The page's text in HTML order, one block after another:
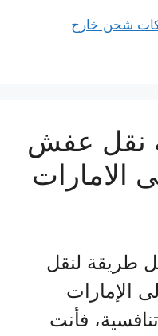
شحن خارج
شركة نقل عفش
الامارات
طريقة لنقل
الإمارات
فأنت